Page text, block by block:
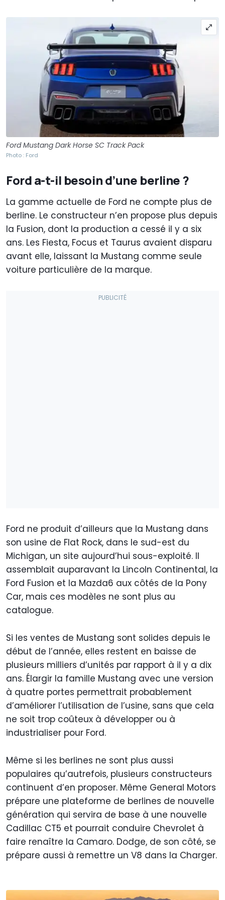
Ford Mustang Dark Horse SC Track Pack
Photo : Ford
Ford a-t-il besoin d’une berline ?
La gamme actuelle de Ford ne compte plus de
berline. Le constructeur n’en propose plus depuis
la Fusion, dont la production a cessé il y a six
ans. Les Fiesta, Focus et Taurus avaient disparu
avant elle, laissant la Mustang comme seule
voiture particulière de la marque.
Ford ne produit d’ailleurs que la Mustang dans
son usine de Flat Rock, dans le sud-est du
Michigan, un site aujourd’hui sous-exploité. Il
assemblait auparavant la Lincoln Continental, la
Ford Fusion et la Mazda6 aux côtés de la Pony
Car, mais ces modèles ne sont plus au
catalogue.
Si les ventes de Mustang sont solides depuis le
début de l’année, elles restent en baisse de
plusieurs milliers d’unités par rapport à il y a dix
ans. Élargir la famille Mustang avec une version
à quatre portes permettrait probablement
d’améliorer l’utilisation de l’usine, sans que cela
ne soit trop coûteux à développer ou à
industrialiser pour Ford.
Même si les berlines ne sont plus aussi
populaires qu’autrefois, plusieurs constructeurs
continuent d’en proposer. Même General Motors
prépare une plateforme de berlines de nouvelle
génération qui servira de base à une nouvelle
Cadillac CT5 et pourrait conduire Chevrolet à
faire renaître la Camaro. Dodge, de son côté, se
prépare aussi à remettre un V8 dans la Charger.